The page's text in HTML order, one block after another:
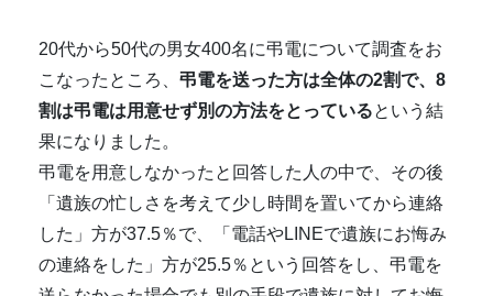
20代から50代の男女400名に弔電について調査をお
こなったところ、 弔電を送った方は全体の2割で、8
割は弔電は用意せず別の方法をとっているという結
果になりました。
弔電を用意しなかったと回答した人の中で、その後
「遺族の忙しさを考えて少し時間を置いてから連絡
した」方が37.5％で、「電話やLINEで遺族にお悔み
の連絡をした」方が25.5％という回答をし、弔電を